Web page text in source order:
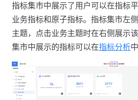
指标集市中展示了用户可以在指标
业务指标和原子指标。指标集市左
主题，点击业务主题时在右侧展示
集市中展示的指标可以在指标分析